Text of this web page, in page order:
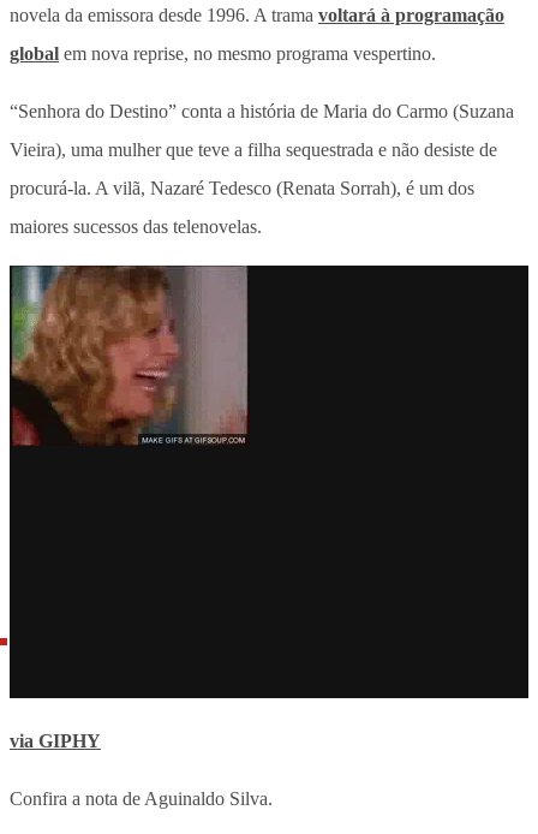
novela da emissora desde 1996. A trama voltará à programação
global em nova reprise, no mesmo programa vespertino.
“Senhora do Destino” conta a história de Maria do Carmo (Suzana
Vieira), uma mulher que teve a filha sequestrada e não desiste de
procurá-la. A vilã, Nazaré Tedesco (Renata Sorrah), é um dos
maiores sucessos das telenovelas.
via GIPHY
Confira a nota de Aguinaldo Silva.